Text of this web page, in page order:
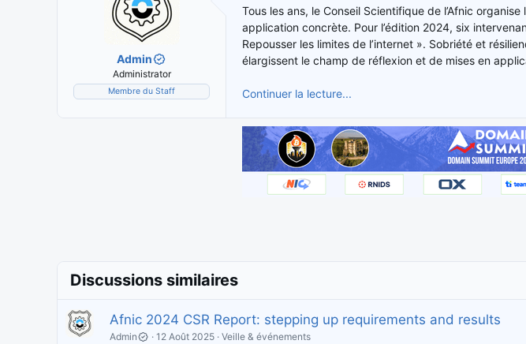
d
o
e
d
é
b
u
t
Admin
Administrator
Membre du Staff
Tous les ans, le Conseil Scientifique de l’Afnic
application concrète. Pour l’édition 2024, six
Repousser les limites de l’internet ». Sobriété et
élargissent le champ de réflexion et de mises en
Continuer la lecture...
Discussions similaires
Afnic 2024 CSR Report: stepping up requirements and results
Admin 12 Août 2025 Veille & événements